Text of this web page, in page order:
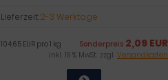
Lieferzeit:2-3 Werktage
Sonderpreis 2,09 EUR
104,65 EUR pro 1 kg
inkl. 19 % MwSt. zzgl. Versandkosten